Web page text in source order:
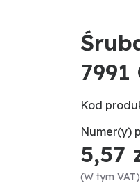
7991
Kod
Numer(y)
5,57
(W tym VAT)